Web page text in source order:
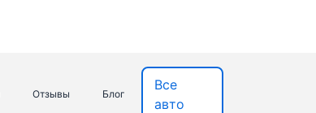
Отзывы Блог
Все
авто